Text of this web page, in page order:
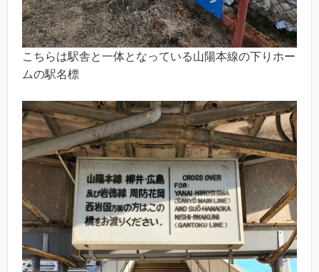
こちらは駅舎と一体となっている山陽本線の下りホー
ムの駅名標